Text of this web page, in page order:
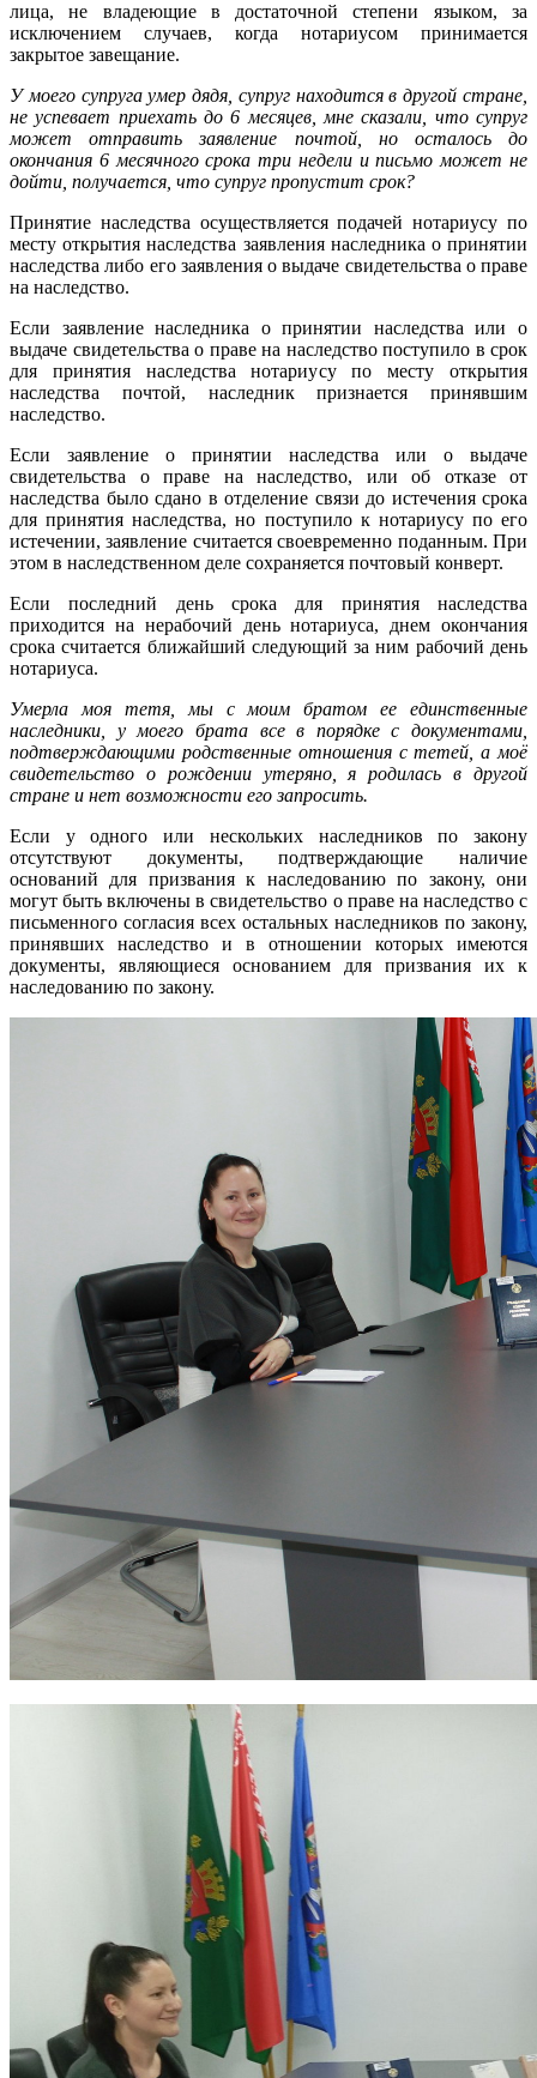
лица, не владеющие в достаточной степени языком, за
исключением случаев, когда нотариусом принимается
закрытое завещание.
У моего супруга умер дядя, супруг находится в другой стране,
не успевает приехать до 6 месяцев, мне сказали, что супруг
может отправить заявление почтой, но осталось до
окончания 6 месячного срока три недели и письмо может не
дойти, получается, что супруг пропустит срок?
Принятие наследства осуществляется подачей нотариусу по
месту открытия наследства заявления наследника о принятии
наследства либо его заявления о выдаче свидетельства о праве
на наследство.
Если заявление наследника о принятии наследства или о
выдаче свидетельства о праве на наследство поступило в срок
для принятия наследства нотариусу по месту открытия
наследства почтой, наследник признается принявшим
наследство.
Если заявление о принятии наследства или о выдаче
свидетельства о праве на наследство, или об отказе от
наследства было сдано в отделение связи до истечения срока
для принятия наследства, но поступило к нотариусу по его
истечении, заявление считается своевременно поданным. При
этом в наследственном деле сохраняется почтовый конверт.
Если последний день срока для принятия наследства
приходится на нерабочий день нотариуса, днем окончания
срока считается ближайший следующий за ним рабочий день
нотариуса.
Умерла моя тетя, мы с моим братом ее единственные
наследники, у моего брата все в порядке с документами,
подтверждающими родственные отношения с тетей, а моё
свидетельство о рождении утеряно, я родилась в другой
стране и нет возможности его запросить.
Если у одного или нескольких наследников по закону
отсутствуют документы, подтверждающие наличие
оснований для призвания к наследованию по закону, они
могут быть включены в свидетельство о праве на наследство с
письменного согласия всех остальных наследников по закону,
принявших наследство и в отношении которых имеются
документы, являющиеся основанием для призвания их к
наследованию по закону.